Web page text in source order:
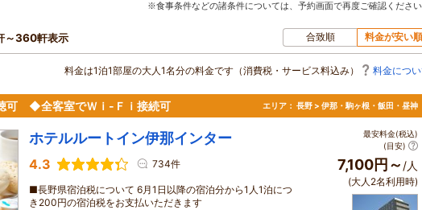
※食事条件などの諸条件については、予約画面で再度ご確認ください
～360軒表示 合致順 料金が安い順
料金は1泊1部屋の大人1名分の料金です（消費税・サービス料込み） 料金につ
可 ◆全客室でＷｉ-Ｆｉ接続可 エリア： 長野 > 伊那・駒ヶ根・飯田・昼神
ホテルルートイン伊那インター
4.3 734件
■長野県宿泊税について 6月1日以降の宿泊分から1人1泊につ
き200円の宿泊税をお支払いただきます
最安料金(税込)
(目安)
7,100円～ /人
(大人2名利用時)